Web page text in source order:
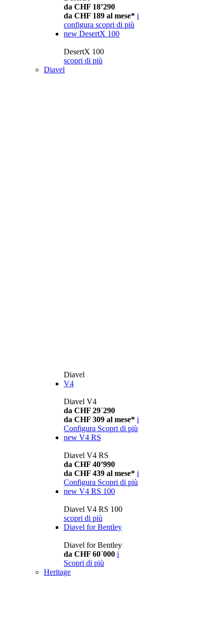
da CHF 18’290
da CHF 189 al mese* i
configura scopri di più
new DesertX 100
DesertX 100
scopri di più
Diavel
Diavel
V4
Diavel V4
da CHF 29´290
da CHF 309 al mese* i
Configura Scopri di più
new V4 RS
Diavel V4 RS
da CHF 40’990
da CHF 439 al mese* i
Configura Scopri di più
new V4 RS 100
Diavel V4 RS 100
scopri di più
Diavel for Bentley
Diavel for Bentley
da CHF 60´000 i
Scopri di più
Heritage